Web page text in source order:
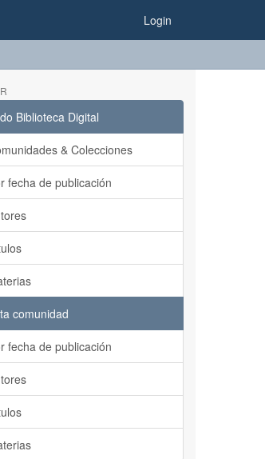
Login
Biblioteca Digital
& Colecciones
fecha de publicación
comunidad
fecha de publicación